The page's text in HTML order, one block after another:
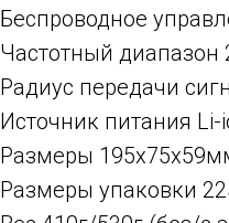
Беспроводное
Частотный диапазон
Радиус передачи
Источник питания
Размеры
Размеры упаковки